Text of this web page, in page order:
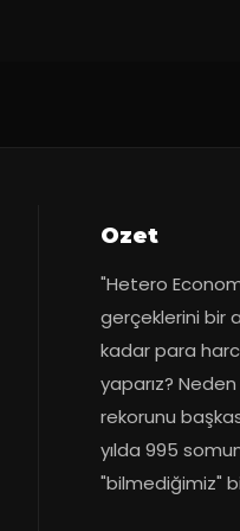
Ozet
"Hetero
gerçeklerini bir
kadar para
yaparız?
rekorunu
yılda 995
"bilmediğimiz"